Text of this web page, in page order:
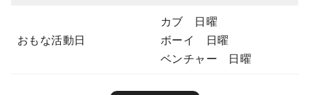
おもな活動日
カブ 日曜
ボーイ 日曜
ベンチャー 日曜